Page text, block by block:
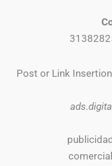
Post or Link